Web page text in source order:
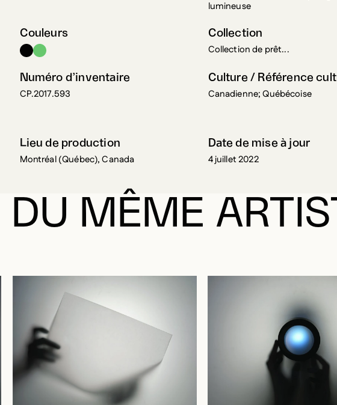
lumineuse
Couleurs Collection
Collection de prêt...
Numéro d’inventaire
CP.2017.593
Culture / Référence
Canadienne; Québécoise
Lieu de production
Montréal (Québec), Canada
Date de mise à jour
4 juillet 2022
DU MÊME